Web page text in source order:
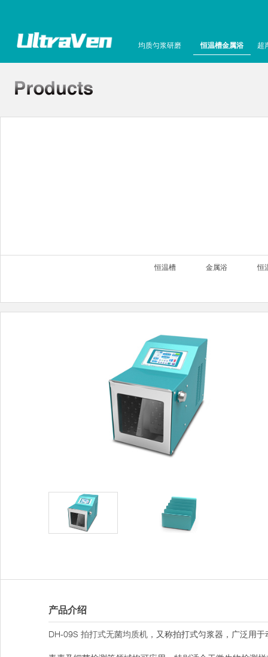
均质匀浆研磨 恒温槽金属浴 超
恒温槽 金属浴 恒
产品介绍
DH-09S 拍打式无菌均质机 ，又称拍打式匀浆器，广泛用